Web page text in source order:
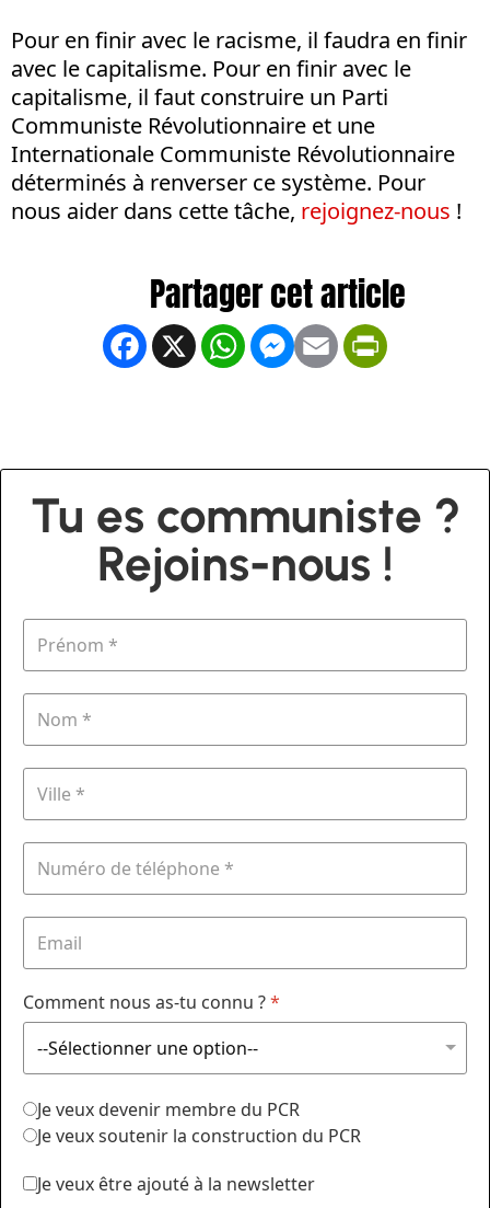
Pour en finir avec le racisme, il faudra en finir
avec le capitalisme. Pour en finir avec le
capitalisme, il faut construire un Parti
Communiste Révolutionnaire et une
Internationale Communiste Révolutionnaire
déterminés à renverser ce système. Pour
nous aider dans cette tâche, rejoignez-nous !
Facebook
X WhatsApp
Messenger
Email
Tu es communiste ?
Rejoins-nous !
Comment nous as-tu connu ?*
Je veux devenir membre du PCR
Je veux soutenir la construction du PCR
Je veux être ajouté à la newsletter